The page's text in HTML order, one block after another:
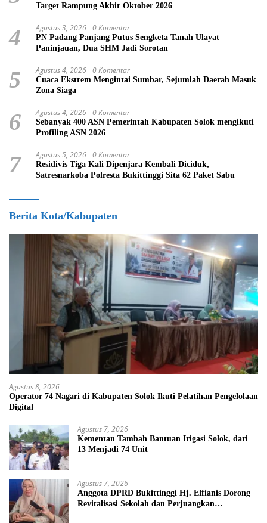
Target Rampung Akhir Oktober 2026
4 Agustus 3, 2026 0 Komentar
PN Padang Panjang Putus Sengketa Tanah Ulayat
Paninjauan, Dua SHM Jadi Sorotan
5 Agustus 4, 2026 0 Komentar
Cuaca Ekstrem Mengintai Sumbar, Sejumlah Daerah Masuk
Zona Siaga
6 Agustus 4, 2026 0 Komentar
Sebanyak 400 ASN Pemerintah Kabupaten Solok mengikuti
Profiling ASN 2026
7 Agustus 5, 2026 0 Komentar
Residivis Tiga Kali Dipenjara Kembali Diciduk,
Satresnarkoba Polresta Bukittinggi Sita 62 Paket Sabu
Berita Kota/Kabupaten
Agustus 8, 2026
Operator 74 Nagari di Kabupaten Solok Ikuti Pelatihan Pengelolaan
Digital
Agustus 7, 2026
Kementan Tambah Bantuan Irigasi Solok, dari
13 Menjadi 74 Unit
Agustus 7, 2026
Anggota DPRD Bukittinggi Hj. Elfianis Dorong
Revitalisasi Sekolah dan Perjuangkan